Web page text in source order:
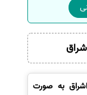
به صورت